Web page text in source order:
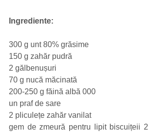
Ingrediente:
300 g unt 80% grăsime
150 g zahăr pudră
2 gălbenușuri
70 g nucă măcinată
200-250 g făină albă 000
un praf de sare
2 pliculețe zahăr vanilat
gem de zmeură pentru lipit biscuițeii 2